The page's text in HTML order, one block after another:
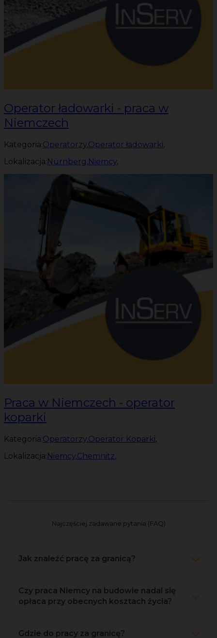
Operator ładowarki - praca w
Niemczech
Kategoria:Operatorzy,Operator ładowarki,
Lokalizacja:Nürnberg,Niemcy,
Praca w Niemczech - operator
koparki
Kategoria:Operatorzy,Operator Koparki,
Lokalizacja:Niemcy,Chemnitz,
Najczęściej zadawane pytania (FAQ)
Jak znaleźć pracę za granicą?
Czy praca Niemcy na budowie nadal się
opłaca przy obecnych kosztach życia?
Gdzie do pracy za granicę?